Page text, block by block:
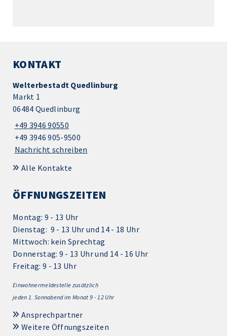
KONTAKT
Welterbestadt Quedlinburg
Markt 1
06484 Quedlinburg
+49 3946 90550
+49 3946 905-9500
Nachricht schreiben
Alle Kontakte
ÖFFNUNGSZEITEN
Montag: 9 - 13 Uhr
Dienstag: 9 - 13 Uhr und 14 - 18 Uhr
Mittwoch: kein Sprechtag
Donnerstag: 9 - 13 Uhr und 14 - 16 Uhr
Freitag: 9 - 13 Uhr
Einwohnermeldestelle zusätzlich
jeden 1. Sonnabend im Monat 9 - 12 Uhr
Ansprechpartner
Weitere Öffnungszeiten